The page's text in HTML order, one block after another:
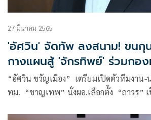
27 มีนาคม 2565
'อัศวิน' จัดทัพ ลงสนาม! ขนกุ
กางแผนสู้ 'จักรทิพย์' ร่วมกอ
“อัศวิน ขวัญเมือง” เตรียมเปิดตัวทีมงาน-
ทม. “ชาญเทพ” นั่งผอ.เลือกตั้ง “ถาวร”